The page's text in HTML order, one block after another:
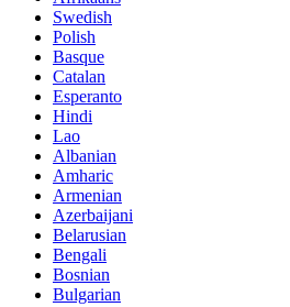
Swedish
Polish
Basque
Catalan
Esperanto
Hindi
Lao
Albanian
Amharic
Armenian
Azerbaijani
Belarusian
Bengali
Bosnian
Bulgarian